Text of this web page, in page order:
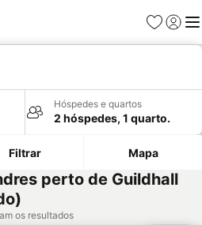
Favoritos
Iniciar
Hóspedes e quartos
2 hóspedes, 1 quarto.
Filtrar Mapa
perto de Guildhall
os resultados